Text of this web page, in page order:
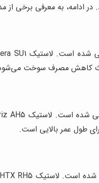
در ادامه، به معرفی برخی
کاهش مصرف سوخت
طول عمر بالایی است.